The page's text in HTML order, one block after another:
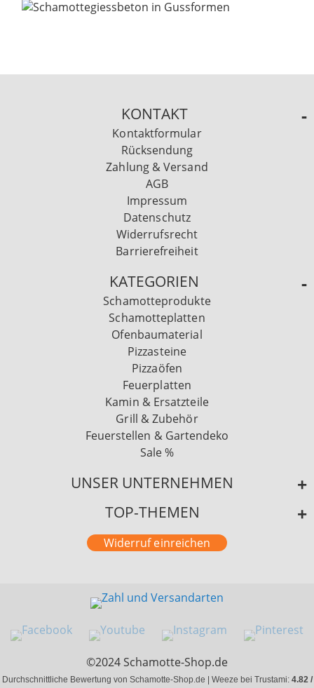
KONTAKT
Kontaktformular
Rücksendung
Zahlung & Versand
AGB
Impressum
Datenschutz
Widerrufsrecht
Barrierefreiheit
KATEGORIEN
Schamotteprodukte
Schamotteplatten
Ofenbaumaterial
Pizzasteine
Pizzaöfen
Feuerplatten
Kamin & Ersatzteile
Grill & Zubehör
Feuerstellen & Gartendeko
Sale %
UNSER UNTERNEHMEN
TOP-THEMEN
Widerruf einreichen
©2024 Schamotte-Shop.de
Durchschnittliche Bewertung von Schamotte-Shop.de | Weeze bei Trustami: 4.82 /